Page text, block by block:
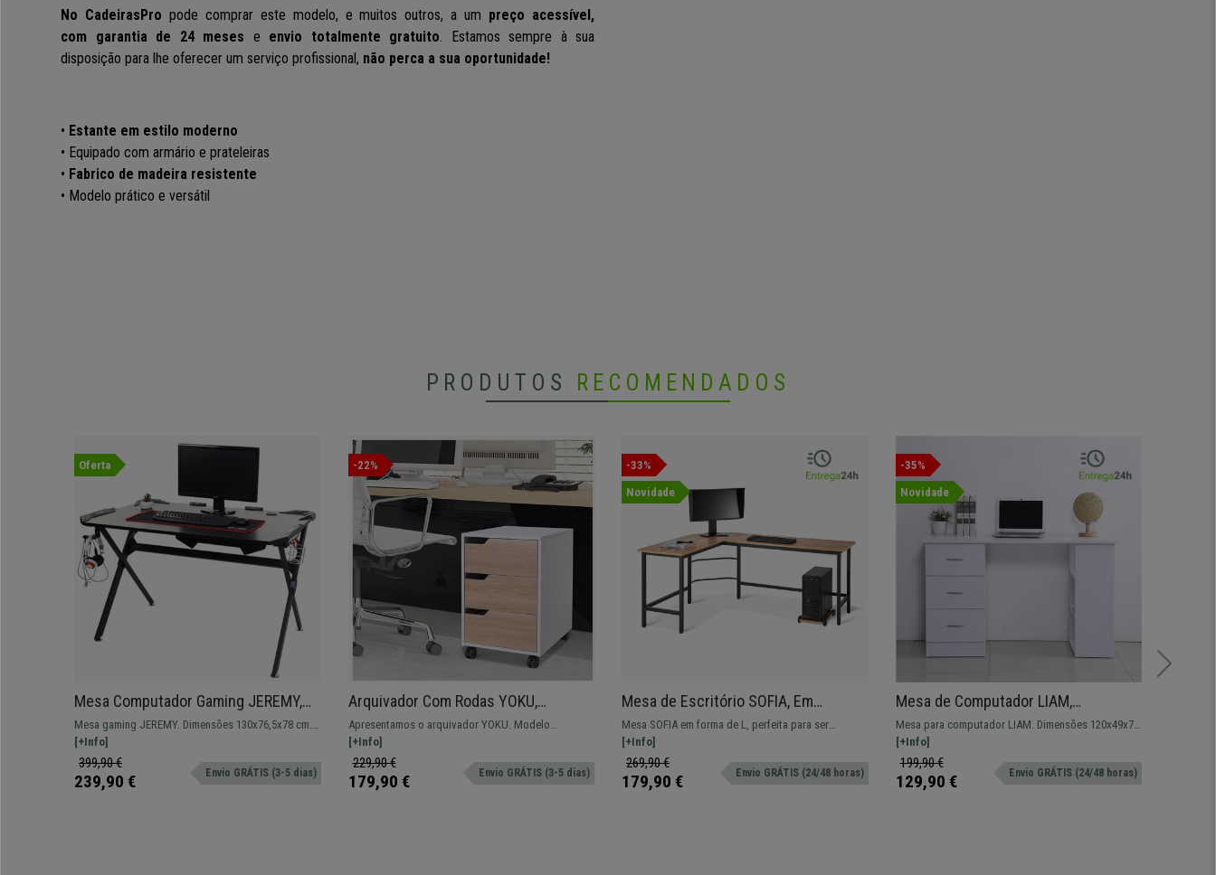
No CadeirasPro pode comprar este modelo, e muitos outros, a um preço acessível,
com garantia de 24 meses e envio totalmente gratuito. Estamos sempre à sua
disposição para lhe oferecer um serviço profissional, não perca a sua oportunidade!
• Estante em estilo moderno
• Equipado com armário e prateleiras
• Fabrico de madeira resistente
• Modelo prático e versátil
PRODUTOS RECOMENDADOS
Oferta
Mesa Computador Gaming JEREMY,
130x76,5x78 cm, Máxima Resistência,
Cor Preto
Mesa gaming JEREMY. Dimensões 130x76,5x78 cm.
Modelo desportivo ideal para computador.
[+Info]
399,90 €
239,90 € Envio GRÁTIS (3-5 dias)
-22%
Arquivador Com Rodas YOKU,
40x50x57,5 cm, Madeira, Cor Branco e
Carvalho
Apresentamos o arquivador YOKU. Modelo
espaçoso que permite grande armazenamento de
documentos.
[+Info]
229,90 €
179,90 € Envio GRÁTIS (3-5 dias)
-33%
Novidade
Mesa de Escritório SOFIA, Em
Madeira e Metal, Dimensões
168x125x75cm, Castanho
Mesa SOFIA em forma de L, perfeita para ser
inserida em qualquer espaço para trabalho!
[+Info]
269,90 €
179,90 € Envio GRÁTIS (24/48 horas)
-35%
Novidade
Mesa de Computador LIAM,
Dimensões 120x49x72 cm, Em
Madeira, Cor Branco
Mesa para computador LIAM. Dimensões 120x49x72
cm com ampla superfície de trabalho.
[+Info]
199,90 €
129,90 € Envio GRÁTIS (24/48 horas)